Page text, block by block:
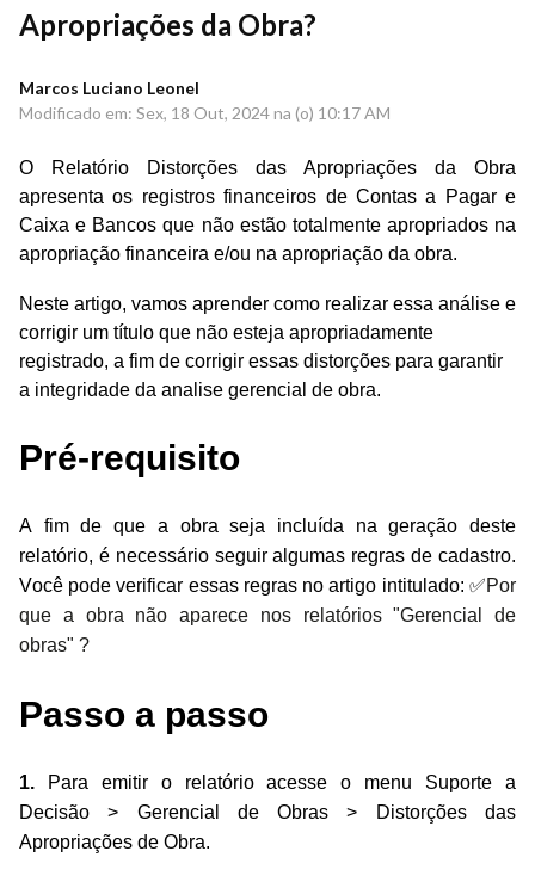
Apropriações da Obra?
Marcos Luciano Leonel
Modificado em: Sex, 18 Out, 2024 na (o) 10:17 AM
O Relatório Distorções das Apropriações da Obra
apresenta os registros financeiros de Contas a Pagar e
Caixa e Bancos que não estão totalmente apropriados na
apropriação financeira e/ou na apropriação da obra.
Neste artigo, vamos aprender como realizar essa análise e
corrigir um título que não esteja apropriadamente
registrado, a fim de corrigir essas distorções para garantir
a integridade da analise gerencial de obra.
Pré-requisito
A fim de que a obra seja incluída na geração deste
relatório, é necessário seguir algumas regras de cadastro.
Você pode verificar essas regras no artigo intitulado: ✅Por
que a obra não aparece nos relatórios "Gerencial de
obras" ?
Passo a passo
1.
Para emitir o relatório acesse o menu Suporte a
Decisão > Gerencial de Obras > Distorções das
Apropriações de Obra.